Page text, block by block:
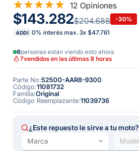
12 Opiniones
$143.282$204.688 -30%
ADDI 0% interés max. 3x $47.761
6personas están viendo esto ahora
7vendidos en las últimas 8 horas
Parte No:52500-AAR8-9300
Código:11081732
Familia:Original
Código Reemplazante:11039736
¿Este repuesto le sirve a tu moto?